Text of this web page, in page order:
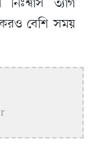
ত্যাগ
বেশি সময়